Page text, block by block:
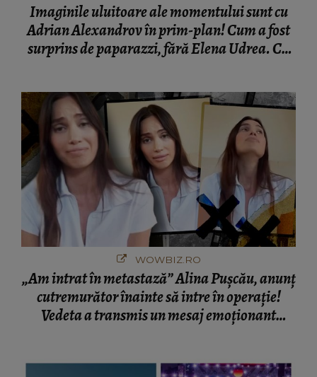
Imaginile uluitoare ale momentului sunt cu
Adrian Alexandrov în prim-plan! Cum a fost
surprins de paparazzi, fără Elena Udrea. Cu
WOWBIZ.RO
„Am intrat în metastază” Alina Pușcău, anunț
cutremurător înainte să intre în operație!
Vedeta a transmis un mesaj emoționant